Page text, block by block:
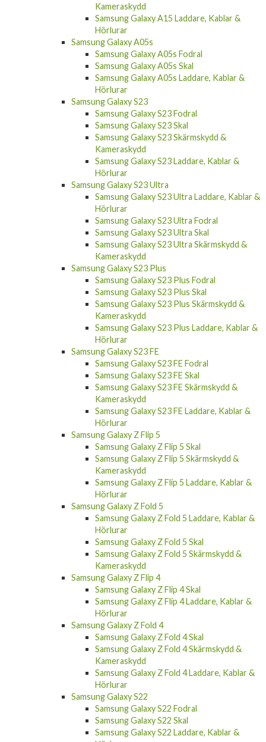
Kameraskydd
Samsung Galaxy A15 Laddare, Kablar &
Hörlurar
Samsung Galaxy A05s
Samsung Galaxy A05s Fodral
Samsung Galaxy A05s Skal
Samsung Galaxy A05s Laddare, Kablar &
Hörlurar
Samsung Galaxy S23
Samsung Galaxy S23 Fodral
Samsung Galaxy S23 Skal
Samsung Galaxy S23 Skärmskydd &
Kameraskydd
Samsung Galaxy S23 Laddare, Kablar &
Hörlurar
Samsung Galaxy S23 Ultra
Samsung Galaxy S23 Ultra Laddare, Kablar &
Hörlurar
Samsung Galaxy S23 Ultra Fodral
Samsung Galaxy S23 Ultra Skal
Samsung Galaxy S23 Ultra Skärmskydd &
Kameraskydd
Samsung Galaxy S23 Plus
Samsung Galaxy S23 Plus Fodral
Samsung Galaxy S23 Plus Skal
Samsung Galaxy S23 Plus Skärmskydd &
Kameraskydd
Samsung Galaxy S23 Plus Laddare, Kablar &
Hörlurar
Samsung Galaxy S23 FE
Samsung Galaxy S23 FE Fodral
Samsung Galaxy S23 FE Skal
Samsung Galaxy S23 FE Skärmskydd &
Kameraskydd
Samsung Galaxy S23 FE Laddare, Kablar &
Hörlurar
Samsung Galaxy Z Flip 5
Samsung Galaxy Z Flip 5 Skal
Samsung Galaxy Z Flip 5 Skärmskydd &
Kameraskydd
Samsung Galaxy Z Flip 5 Laddare, Kablar &
Hörlurar
Samsung Galaxy Z Fold 5
Samsung Galaxy Z Fold 5 Laddare, Kablar &
Hörlurar
Samsung Galaxy Z Fold 5 Skal
Samsung Galaxy Z Fold 5 Skärmskydd &
Kameraskydd
Samsung Galaxy Z Flip 4
Samsung Galaxy Z Flip 4 Skal
Samsung Galaxy Z Flip 4 Laddare, Kablar &
Hörlurar
Samsung Galaxy Z Fold 4
Samsung Galaxy Z Fold 4 Skal
Samsung Galaxy Z Fold 4 Skärmskydd &
Kameraskydd
Samsung Galaxy Z Fold 4 Laddare, Kablar &
Hörlurar
Samsung Galaxy S22
Samsung Galaxy S22 Fodral
Samsung Galaxy S22 Skal
Samsung Galaxy S22 Laddare, Kablar &